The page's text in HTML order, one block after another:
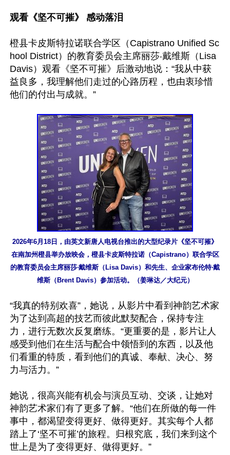
观看《坚不可摧》 感动落泪
橙县卡皮斯特拉诺联合学区（Capistrano Unified Sc
hool District）的教育委员会主席丽莎‧戴维斯（Lisa
Davis）观看《坚不可摧》后激动地说：“我从中获
益良多，我理解他们走过的心路历程，也由衷珍惜
他们的付出与成就。”
2026年6月18日，由英文新唐人电视台推出的大型纪录片《坚不可摧》
在南加州橙县举办放映会，橙县卡皮斯特拉诺（Capistrano）联合学区
的教育委员会主席丽莎‧戴维斯（Lisa Davis）和先生、企业家布伦特‧戴
维斯（Brent Davis）参加活动。（姜琳达／大纪元）
“我真的特别欢喜”，她说，从影片中看到神韵艺术家
为了达到高超的技艺而彼此默契配合，保持专注
力，进行无数次反复磨练。“更重要的是，影片让人
感受到他们在生活与配合中领悟到的东西，以及他
们看重的特质，看到他们的真诚、奉献、决心、努
力与活力。”
她说，很高兴能有机会与演员互动、交谈，让她对
神韵艺术家们有了更多了解。“他们在所做的每一件
事中，都渴望变得更好、做得更好。其实每个人都
踏上了‘坚不可摧’的旅程。归根究底，我们来到这个
世上是为了变得更好、做得更好。”